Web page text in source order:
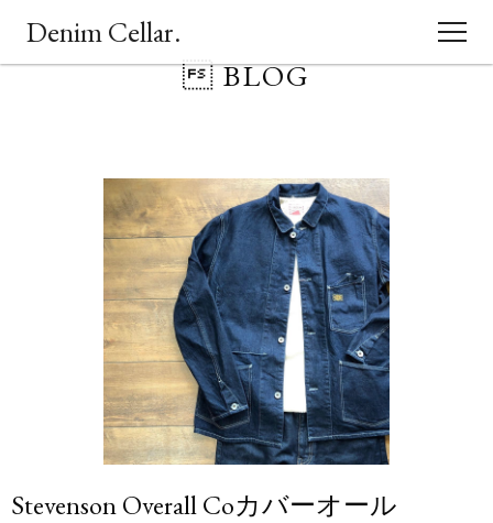
Denim Cellar.
SHOPPING
BLOG
Stevenson Overall Coカバーオール